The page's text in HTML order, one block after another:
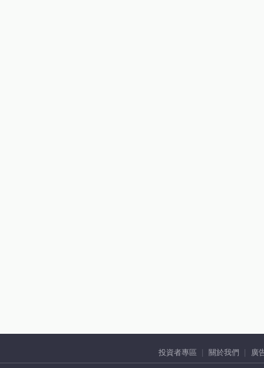
投資者專區 關於我們 廣